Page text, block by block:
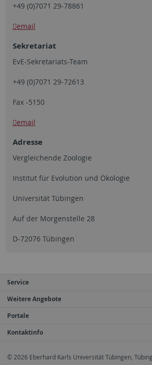
+49 (0)7071 29-78861
email
Sekretariat
EvE-Sekretariats-Team
+49 (0)7071 29-72613
Fax -5150
email
Adresse
Vergleichende Zoologie
Institut für Evolution und Ökologie
Universität Tübingen
Auf der Morgenstelle 28
D-72076 Tübingen
Service
Weitere Angebote
Portale
Kontaktinfo
© 2026 Eberhard Karls Universität Tübingen,